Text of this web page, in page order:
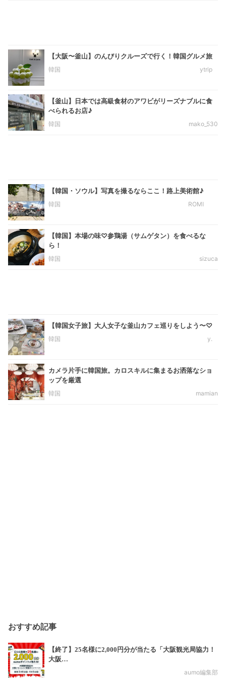
【大阪〜釜山】のんびりクルーズで行く！韓国グルメ旅
韓国 ytrip
【釜山】日本では高級食材のアワビがリーズナブルに食
べられるお店♪
韓国 mako_530
【韓国・ソウル】写真を撮るならここ！路上美術館♪
韓国 ROMI
【韓国】本場の味♡参鶏湯（サムゲタン）を食べるな
ら！
韓国 sizuca
【韓国女子旅】大人女子な釜山カフェ巡りをしよう〜♡
韓国 y.
カメラ片手に韓国旅。カロスキルに集まるお洒落なショ
ップを厳選
韓国 mamian
おすすめ記事
【終了】25名様に2,000円分が当たる「大阪観光局協力！
大阪…
aumo編集部